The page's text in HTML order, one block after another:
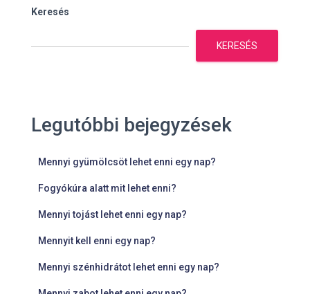
Keresés
KERESÉS
Legutóbbi bejegyzések
Mennyi gyümölcsöt lehet enni egy nap?
Fogyókúra alatt mit lehet enni?
Mennyi tojást lehet enni egy nap?
Mennyit kell enni egy nap?
Mennyi szénhidrátot lehet enni egy nap?